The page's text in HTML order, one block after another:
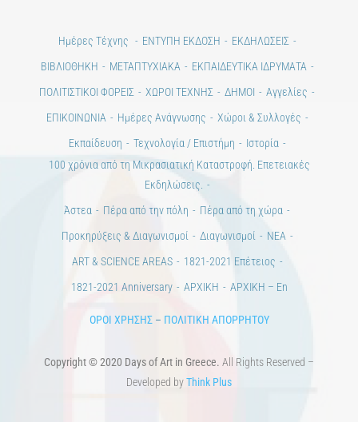
Ημέρες Τέχνης ΕΝΤΥΠΗ ΕΚΔΟΣΗ
ΕΚΔΗΛΩΣΕΙΣ
ΒΙΒΛΙΟΘΗΚΗ
ΜΕΤΑΠΤΥΧΙΑΚΑ
ΕΚΠΑΙΔΕΥΤΙΚΑ ΙΔΡΥΜΑΤΑ
ΠΟΛΙΤΙΣΤΙΚΟΙ ΦΟΡΕΙΣ
ΧΩΡΟΙ ΤΕΧΝΗΣ ΔΗΜΟΙ
Αγγελίες
ΕΠΙΚΟΙΝΩΝΙΑ
Ημέρες Ανάγνωσης
Χώροι & Συλλογές
Εκπαίδευση
Τεχνολογία / Επιστήμη
Ιστορία
100 χρόνια από τη Μικρασιατική Καταστροφή. Επετειακές
Εκδηλώσεις.
Άστεα
Πέρα από την πόλη
Πέρα από τη χώρα
Προκηρύξεις & Διαγωνισμοί
Διαγωνισμοί
ART & SCIENCE AREAS
1821-2021 Επέτειος
Copyright © 2020 Days of Art in Greece.All Rights Reserved –